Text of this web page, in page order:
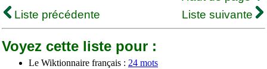
Liste précédente
Liste suivante
Voyez cette liste pour :
Le Wiktionnaire français : 24 mots